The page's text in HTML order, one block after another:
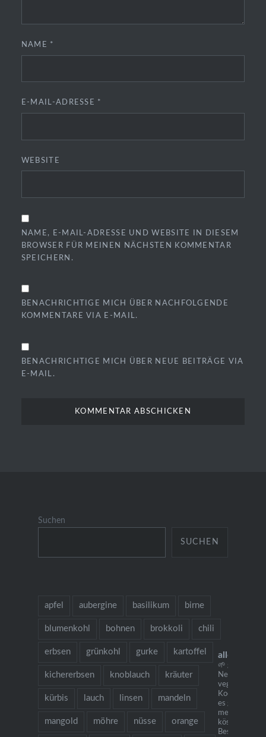
NAME *
E-MAIL-ADRESSE *
WEBSITE
NAME, E-MAIL-ADRESSE UND WEBSITE IN DIESEM
BROWSER FÜR MEINEN NÄCHSTEN KOMMENTAR
SPEICHERN.
BENACHRICHTIGE MICH ÜBER NACHFOLGENDE
KOMMENTARE VIA E-MAIL.
BENACHRICHTIGE MICH ÜBER NEUE BEITRÄGE VIA
E-MAIL.
Suchen
SUCHEN
apfel aubergine basilikum birne
blumenkohl bohnen brokkoli chili
erbsen grünkohl gurke kartoffel
kichererbsen knoblauch kräuter
kürbis lauch linsen mandeln
mangold möhre nüsse orange
🌱 grow cook
Neu: mein
vegetarisches
Kochbuch
es gibt
mehr als 130
köstlichen
Bestellung